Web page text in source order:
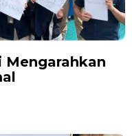
Mengarahkan